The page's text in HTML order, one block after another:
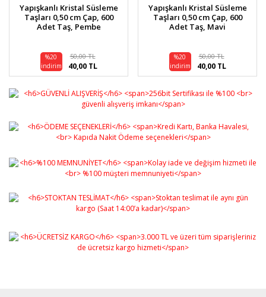
Yapışkanlı Kristal Süsleme
Taşları 0,50 cm Çap, 600
Adet Taş, Pembe
%20
indirim
50,00 TL
40,00 TL
Yapışkanlı Kristal Süsleme
Taşları 0,50 cm Çap, 600
Adet Taş, Mavi
%20
indirim
50,00 TL
40,00 TL